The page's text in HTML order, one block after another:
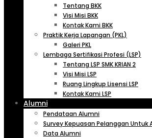
Tentang BKK
Visi Misi BKK
Kontak Kami BKK
Praktik Kerja Lapangan (PKL)
Galeri PKL
Lembaga Sertifikasi Profesi (LSP)
Tentang LSP SMK KRIAN 2
Visi Misi LSP
Ruang Lingkup Lisensi LSP
Kontak Kami LSP
Alumni
Pendataan Alumni
Survey Kepuasan Pelanggan Untuk
Data Alumni